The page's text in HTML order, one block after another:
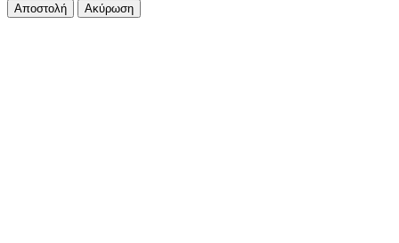
Αποστολή Ακύρωση